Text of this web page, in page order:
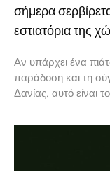
σήμερα
εστιατόρια της
Αν υπάρχει ένα
παράδοση και τη
Δανίας, αυτό είναι